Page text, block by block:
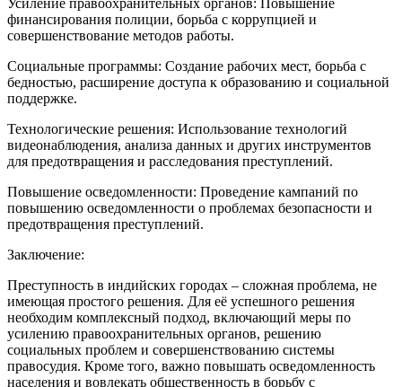
финансирования полиции, борьба с коррупцией и
совершенствование методов работы.
Социальные программы: Создание рабочих мест, борьба с
бедностью, расширение доступа к образованию и социальной
поддержке.
Технологические решения: Использование технологий
видеонаблюдения, анализа данных и других инструментов
для предотвращения и расследования преступлений.
Повышение осведомленности: Проведение кампаний по
повышению осведомленности о проблемах безопасности и
предотвращения преступлений.
Заключение:
Преступность в индийских городах – сложная проблема, не
имеющая простого решения. Для её успешного решения
необходим комплексный подход, включающий меры по
усилению правоохранительных органов, решению
социальных проблем и совершенствованию системы
правосудия. Кроме того, важно повышать осведомленность
населения и вовлекать общественность в борьбу с